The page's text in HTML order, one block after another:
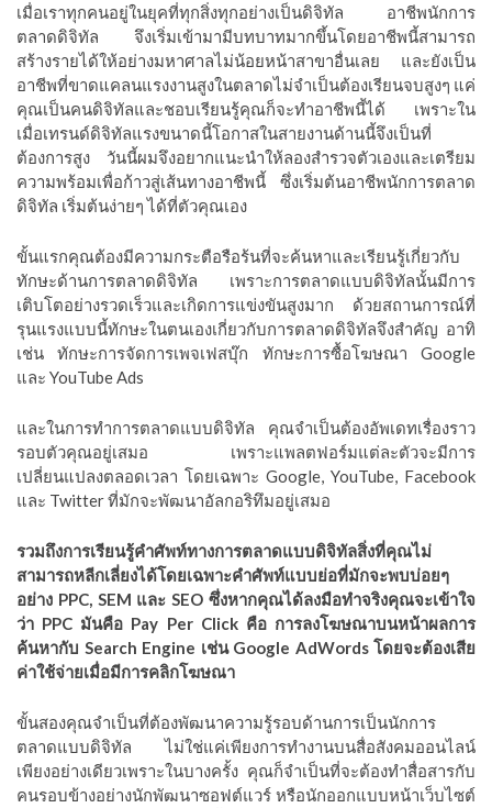
เมื่อเราทุกคนอยู่ในยุคที่ทุกสิ่งทุกอย่างเป็นดิจิทัล อาชีพนักการ
ตลาดดิจิทัล จึงเริ่มเข้ามามีบทบาทมากขึ้นโดยอาชีพนี้สามารถ
สร้างรายได้ให้อย่างมหาศาลไม่น้อยหน้าสาขาอื่นเลย และยังเป็น
อาชีพที่ขาดแคลนแรงงานสูงในตลาดไม่จำเป็นต้องเรียนจบสูงๆ แค่
คุณเป็นคนดิจิทัลและชอบเรียนรู้คุณก็จะทำอาชีพนี้ได้ เพราะใน
เมื่อเทรนด์ดิจิทัลแรงขนาดนี้โอกาสในสายงานด้านนี้จึงเป็นที่
ต้องการสูง วันนี้ผมจึงอยากแนะนำให้ลองสำรวจตัวเองและเตรียม
ความพร้อมเพื่อก้าวสู่เส้นทางอาชีพนี้ ซึ่งเริ่มต้นอาชีพนักการตลาด
ดิจิทัล เริ่มต้นง่ายๆ ได้ที่ตัวคุณเอง
ขั้นแรกคุณต้องมีความกระตือรือร้นที่จะค้นหาและเรียนรู้เกี่ยวกับ
ทักษะด้านการตลาดดิจิทัล เพราะการตลาดแบบดิจิทัลนั้นมีการ
เติบโตอย่างรวดเร็วและเกิดการแข่งขันสูงมาก ด้วยสถานการณ์ที่
รุนแรงแบบนี้ทักษะในตนเองเกี่ยวกับการตลาดดิจิทัลจึงสำคัญ อาทิ
เช่น ทักษะการจัดการเพจเฟสบุ๊ก ทักษะการซื้อโฆษณา Google
และ YouTube Ads
และในการทำการตลาดแบบดิจิทัล คุณจำเป็นต้องอัพเดทเรื่องราว
รอบตัวคุณอยู่เสมอ เพราะแพลตฟอร์มแต่ละตัวจะมีการ
เปลี่ยนแปลงตลอดเวลา โดยเฉพาะ Google, YouTube, Facebook
และ Twitter ที่มักจะพัฒนาอัลกอริทึมอยู่เสมอ
รวมถึงการเรียนรู้คำศัพท์ทางการตลาดแบบดิจิทัลสิ่งที่คุณไม่
สามารถหลีกเลี่ยงได้โดยเฉพาะคำศัพท์แบบย่อที่มักจะพบบ่อยๆ
อย่าง PPC, SEM และ SEO ซึ่งหากคุณได้ลงมือทำจริงคุณจะเข้าใจ
ว่า PPC มันคือ Pay Per Click คือ การลงโฆษณาบนหน้าผลการ
ค้นหากับ Search Engine เช่น Google AdWords โดยจะต้องเสีย
ค่าใช้จ่ายเมื่อมีการคลิกโฆษณา
ขั้นสองคุณจำเป็นที่ต้องพัฒนาความรู้รอบด้านการเป็นนักการ
ตลาดแบบดิจิทัล ไม่ใช่แค่เพียงการทำงานบนสื่อสังคมออนไลน์
เพียงอย่างเดียวเพราะในบางครั้ง คุณก็จำเป็นที่จะต้องทำสื่อสารกับ
คนรอบข้างอย่างนักพัฒนาซอฟต์แวร์ หรือนักออกแบบหน้าเว็บไซต์